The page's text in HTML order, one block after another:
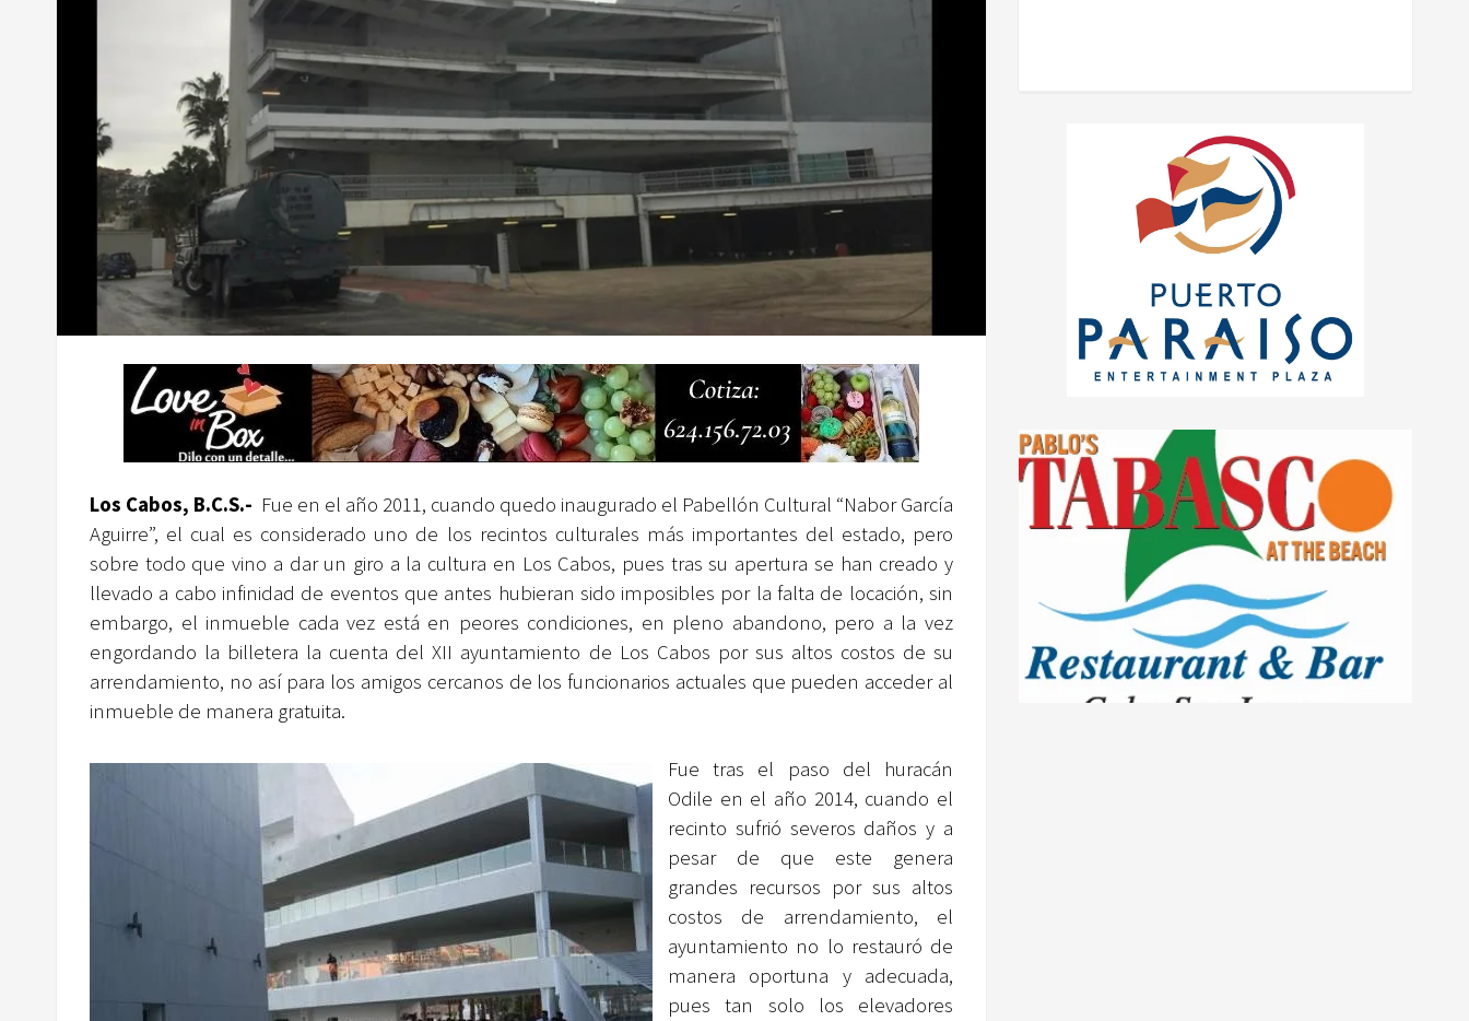
Los Cabos, B.C.S.- Fue en el año 2011, cuando quedo inaugurado el Pabellón Cultural “Nabor García
Aguirre”, el cual es considerado uno de los recintos culturales más importantes del estado, pero
sobre todo que vino a dar un giro a la cultura en Los Cabos, pues tras su apertura se han creado y
llevado a cabo infinidad de eventos que antes hubieran sido imposibles por la falta de locación, sin
embargo, el inmueble cada vez está en peores condiciones, en pleno abandono, pero a la vez
engordando la billetera la cuenta del XII ayuntamiento de Los Cabos por sus altos costos de su
arrendamiento, no así para los amigos cercanos de los funcionarios actuales que pueden acceder al
inmueble de manera gratuita.
Fue tras el paso del huracán
Odile en el año 2014, cuando el
recinto sufrió severos daños y a
pesar de que este genera
grandes recursos por sus altos
costos de arrendamiento, el
ayuntamiento no lo restauró de
manera oportuna y adecuada,
pues tan solo los elevadores